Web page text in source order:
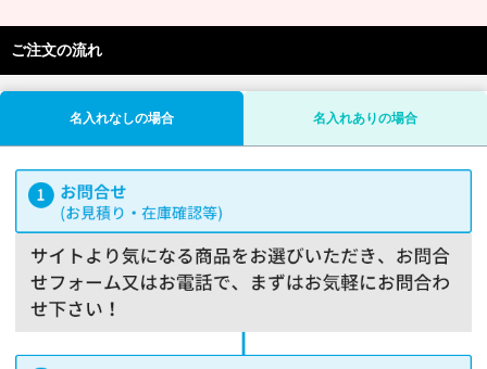
ご注文の流れ
名入れなしの場合 名入れありの場合